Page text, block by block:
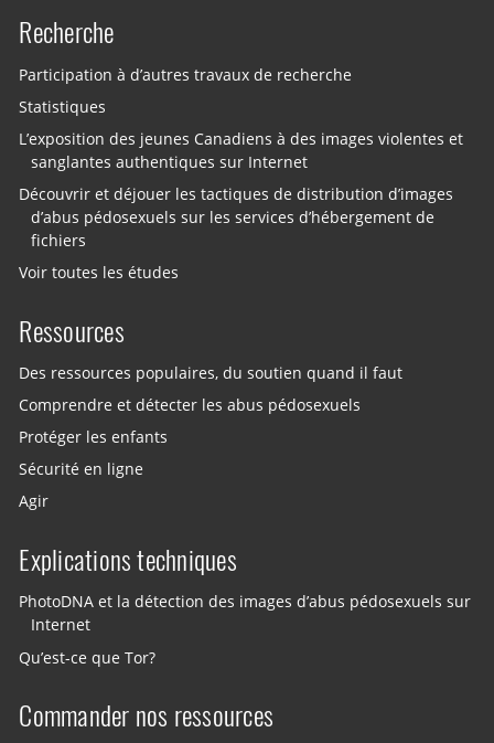
Recherche
Participation à d’autres travaux de recherche
Statistiques
L’exposition des jeunes Canadiens à des images violentes et
sanglantes authentiques sur Internet
Découvrir et déjouer les tactiques de distribution d’images
d’abus pédosexuels sur les services d’hébergement de
fichiers
Voir toutes les études
Ressources
Des ressources populaires, du soutien quand il faut
Comprendre et détecter les abus pédosexuels
Protéger les enfants
Sécurité en ligne
Agir
Explications techniques
PhotoDNA et la détection des images d’abus pédosexuels sur
Internet
Qu’est-ce que Tor?
Commander nos ressources